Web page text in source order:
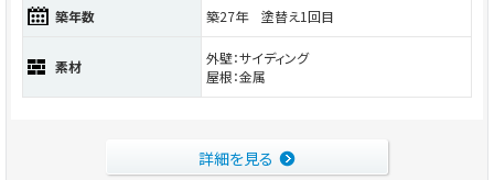
築年数 築27年 塗替え1回目
素材
外壁：サイディング
屋根：金属
詳細を見る